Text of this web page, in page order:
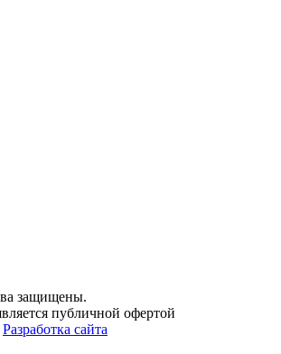
защищены.
публичной офертой
Разработка сайта